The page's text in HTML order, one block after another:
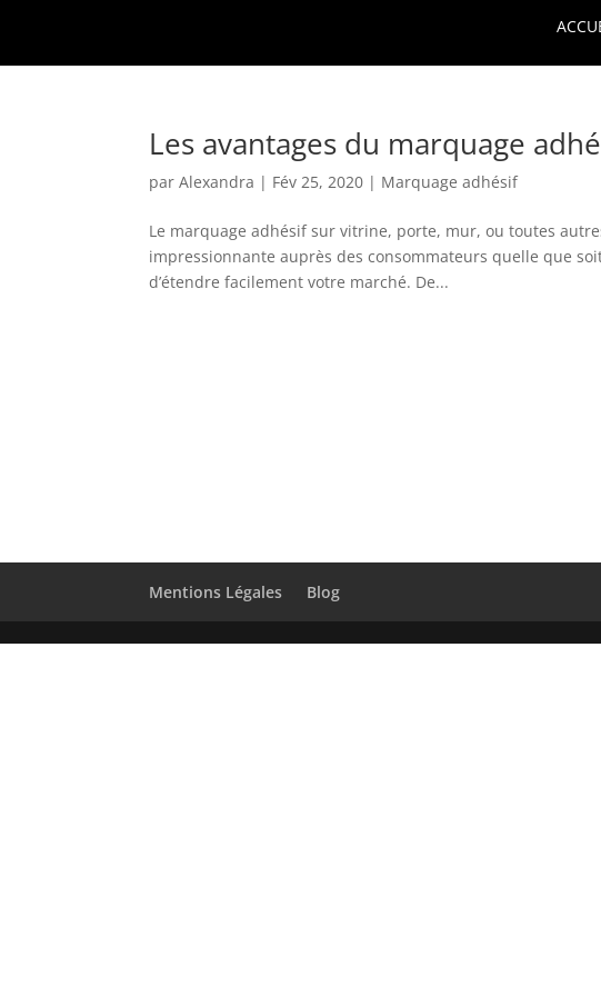
Les avantages du marquage
parAlexandra | Fév 25, 2020 | Marquage adhésif
Le marquage adhésif sur vitrine, porte, mur, ou toutes
impressionnante auprès des consommateurs quelle que
d’étendre facilement votre marché. De...
Mentions Légales Blog